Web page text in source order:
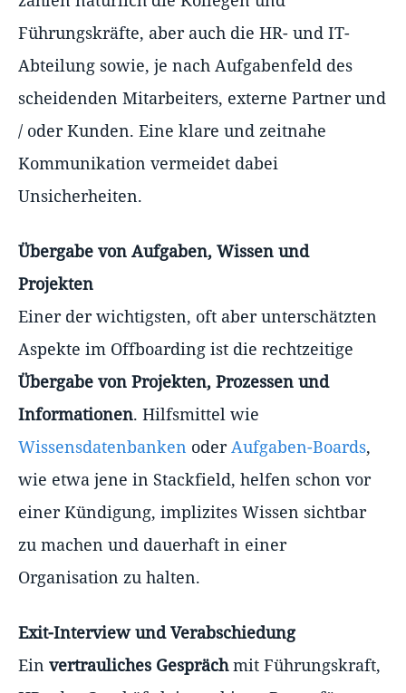
Führungskräfte, aber auch die HR- und IT-
Abteilung sowie, je nach Aufgabenfeld des
scheidenden Mitarbeiters, externe Partner und
/ oder Kunden. Eine klare und zeitnahe
Kommunikation vermeidet dabei
Unsicherheiten.
Übergabe von Aufgaben, Wissen und
Projekten
Einer der wichtigsten, oft aber unterschätzten
Aspekte im Offboarding ist die rechtzeitige
Übergabe von Projekten, Prozessen und
Informationen. Hilfsmittel wie
Wissensdatenbanken oder Aufgaben-Boards,
wie etwa jene in Stackfield, helfen schon vor
einer Kündigung, implizites Wissen sichtbar
zu machen und dauerhaft in einer
Organisation zu halten.
Exit-Interview und Verabschiedung
Ein vertrauliches Gesprächmit Führungskraft,